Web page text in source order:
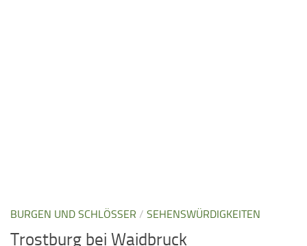
BURGEN UND SCHLÖSSER / SEHENSWÜRDIGKEITEN
Trostburg bei Waidbruck